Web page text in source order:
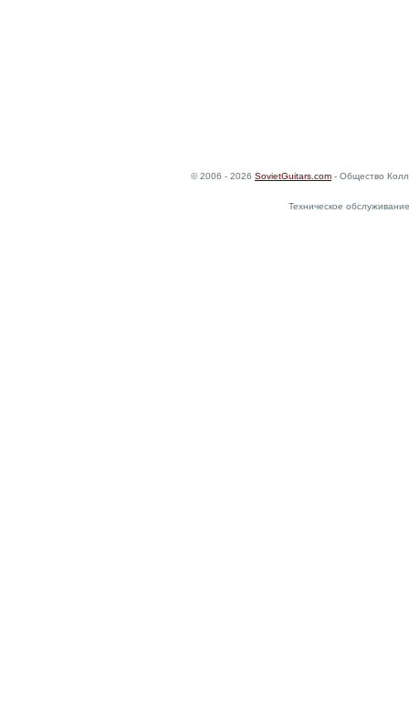
© 2006 - 2026 SovietGuitars.com - Общество
Техническое